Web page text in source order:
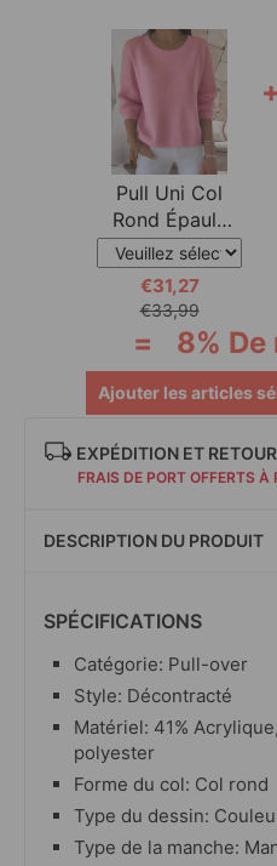
Pull Uni Col
Rond Épaule
Tombante
€31,27
€33,99
+
= 8%
Ajouter les articles
EXPÉDITION ET
FRAIS DE PORT OFFERTS À
DESCRIPTION DU PRODUIT
SPÉCIFICATIONS
Catégorie: Pull-over
Style: Décontracté
Matériel: 41%
polyester
Forme du col: Col rond
Type du dessin:
Type de la manche: